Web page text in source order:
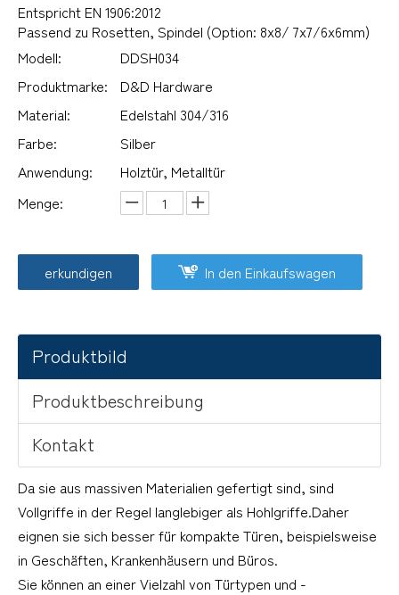
Entspricht EN 1906:2012
Passend zu Rosetten, Spindel (Option: 8x8/ 7x7/6x6mm)
Modell:
DDSH034
Produktmarke:
D&D Hardware
Material:
Edelstahl 304/316
Farbe:
Silber
Anwendung:
Holztür, Metalltür
Menge:
erkundigen In den Einkaufswagen
Produktbild
Produktbeschreibung
Kontakt
Da sie aus massiven Materialien gefertigt sind, sind
Vollgriffe in der Regel langlebiger als Hohlgriffe.Daher
eignen sie sich besser für kompakte Türen, beispielsweise
in Geschäften, Krankenhäusern und Büros.
Sie können an einer Vielzahl von Türtypen und -